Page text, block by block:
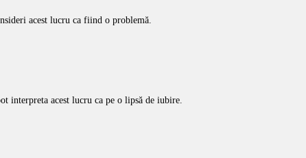
acest lucru ca fiind o problemă.
interpreta acest lucru ca pe o lipsă de iubire.